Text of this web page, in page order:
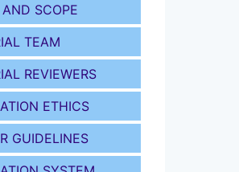
SCOPE
TEAM
REVIEWERS
ETHICS
GUIDELINES